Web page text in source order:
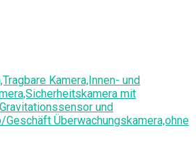
Kamera,Innen- und
mit
und
Geschäft Überwachungskamera,ohne